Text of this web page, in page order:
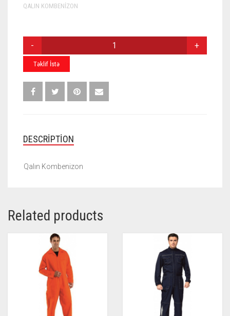
QALIN KOMBENIZON
Təklif İstə
DESCRIPTION
Qalın Kombenizon
Related products